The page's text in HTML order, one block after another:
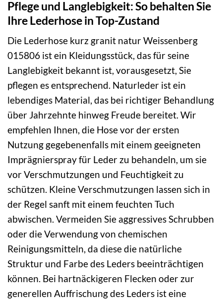
Pflege und Langlebigkeit: So behalten Sie
Ihre Lederhose in Top-Zustand
Die Lederhose kurz granit natur Weissenberg
015806 ist ein Kleidungsstück, das für seine
Langlebigkeit bekannt ist, vorausgesetzt, Sie
pflegen es entsprechend. Naturleder ist ein
lebendiges Material, das bei richtiger Behandlung
über Jahrzehnte hinweg Freude bereitet. Wir
empfehlen Ihnen, die Hose vor der ersten
Nutzung gegebenenfalls mit einem geeigneten
Imprägnierspray für Leder zu behandeln, um sie
vor Verschmutzungen und Feuchtigkeit zu
schützen. Kleine Verschmutzungen lassen sich in
der Regel sanft mit einem feuchten Tuch
abwischen. Vermeiden Sie aggressives Schrubben
oder die Verwendung von chemischen
Reinigungsmitteln, da diese die natürliche
Struktur und Farbe des Leders beeinträchtigen
können. Bei hartnäckigeren Flecken oder zur
generellen Auffrischung des Leders ist eine